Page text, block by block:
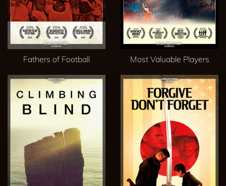
Fathers of Football Most Valuable Players